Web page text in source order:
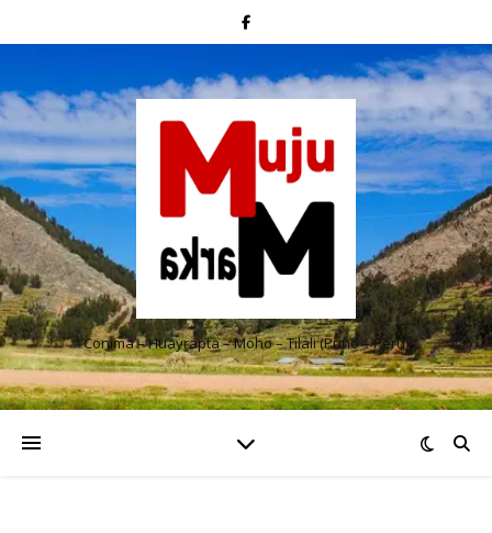
Conima – Huayrapta – Moho – Tilali (Puno – Perú)